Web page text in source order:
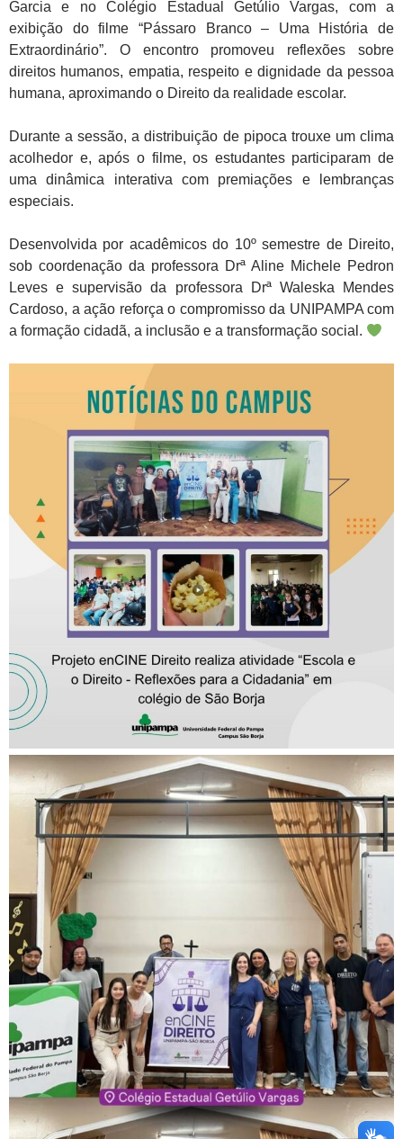
Garcia e no Colégio Estadual Getúlio Vargas, com a
exibição do filme “Pássaro Branco – Uma História de
Extraordinário”. O encontro promoveu reflexões sobre
direitos humanos, empatia, respeito e dignidade da pessoa
humana, aproximando o Direito da realidade escolar.
Durante a sessão, a distribuição de pipoca trouxe um clima
acolhedor e, após o filme, os estudantes participaram de
uma dinâmica interativa com premiações e lembranças
especiais.
Desenvolvida por acadêmicos do 10º semestre de Direito,
sob coordenação da professora Drª Aline Michele Pedron
Leves e supervisão da professora Drª Waleska Mendes
Cardoso, a ação reforça o compromisso da UNIPAMPA com
a formação cidadã, a inclusão e a transformação social.